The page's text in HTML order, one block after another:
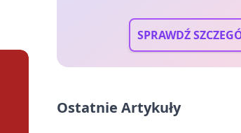
SPRAWDŹ
Ostatnie Artykuły